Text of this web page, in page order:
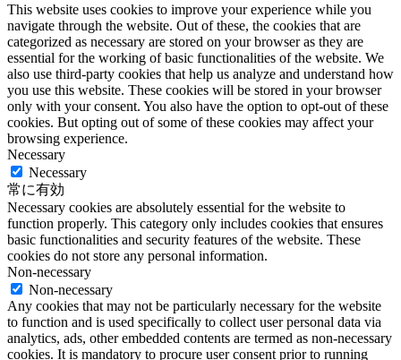
This website uses cookies to improve your experience while you
navigate through the website. Out of these, the cookies that are
categorized as necessary are stored on your browser as they are
essential for the working of basic functionalities of the website. We
also use third-party cookies that help us analyze and understand how
you use this website. These cookies will be stored in your browser
only with your consent. You also have the option to opt-out of these
cookies. But opting out of some of these cookies may affect your
browsing experience.
Necessary
Necessary
常に有効
Necessary cookies are absolutely essential for the website to
function properly. This category only includes cookies that ensures
basic functionalities and security features of the website. These
cookies do not store any personal information.
Non-necessary
Non-necessary
Any cookies that may not be particularly necessary for the website
to function and is used specifically to collect user personal data via
analytics, ads, other embedded contents are termed as non-necessary
cookies. It is mandatory to procure user consent prior to running